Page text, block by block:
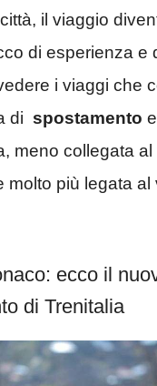
il viaggio
di esperienza e
i viaggi che
di spostamento
meno collegata al
molto più legata al
ecco il
di Trenitalia